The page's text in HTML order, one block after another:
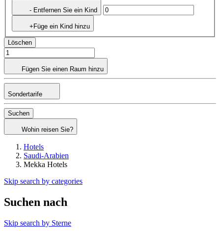
- Entfernen Sie ein Kind
+Füge ein Kind hinzu
Löschen
Fügen Sie einen Raum hinzu
Sondertarife
Suchen
Wohin reisen Sie?
Hotels
Saudi-Arabien
Mekka Hotels
Skip search by categories
Suchen nach
Skip search by Sterne